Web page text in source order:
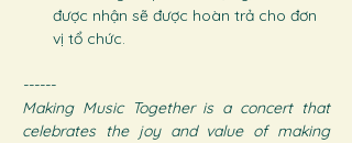
được nhận sẽ được hoàn trả cho đơn
vị tổ chức.
------
Making Music Together is a concert that
celebrates the joy and value of making